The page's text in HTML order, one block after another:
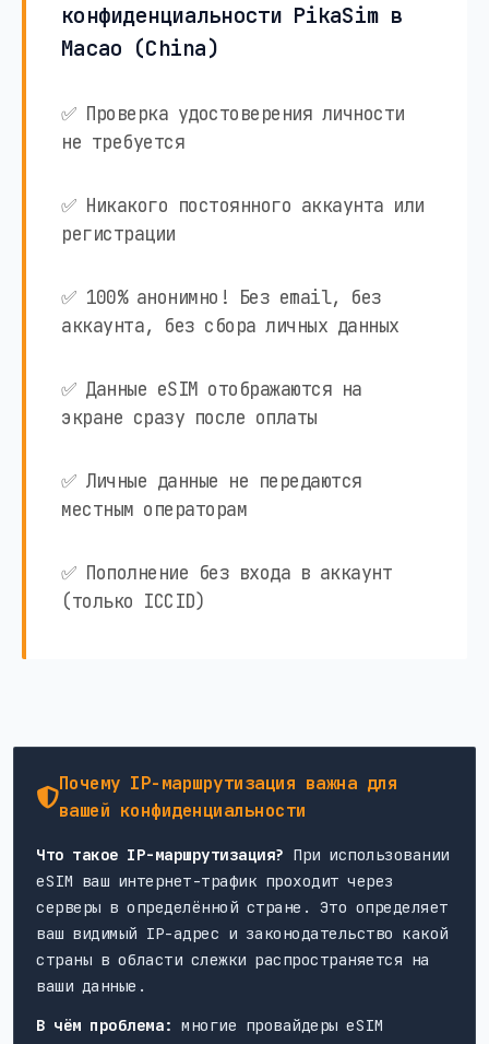
конфиденциальности PikaSim в
Macao (China)
✅ Проверка удостоверения личности
не требуется
✅ Никакого постоянного аккаунта или
регистрации
✅ 100% анонимно! Без email, без
аккаунта, без сбора личных данных
✅ Данные eSIM отображаются на
экране сразу после оплаты
✅ Личные данные не передаются
местным операторам
✅ Пополнение без входа в аккаунт
(только ICCID)
Почему IP-маршрутизация важна для
вашей конфиденциальности
Что такое IP-маршрутизация? При использовании
eSIM ваш интернет-трафик проходит через
серверы в определённой стране. Это определяет
ваш видимый IP-адрес и законодательство какой
страны в области слежки распространяется на
ваши данные.
В чём проблема: многие провайдеры eSIM